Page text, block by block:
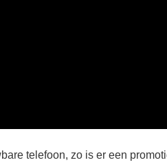
telefoon, zo is er een